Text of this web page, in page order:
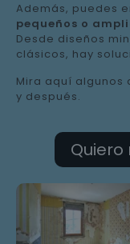
Además, puedes
pequeños o
Desde diseños
clásicos, hay
Mira aquí algunos
y después.